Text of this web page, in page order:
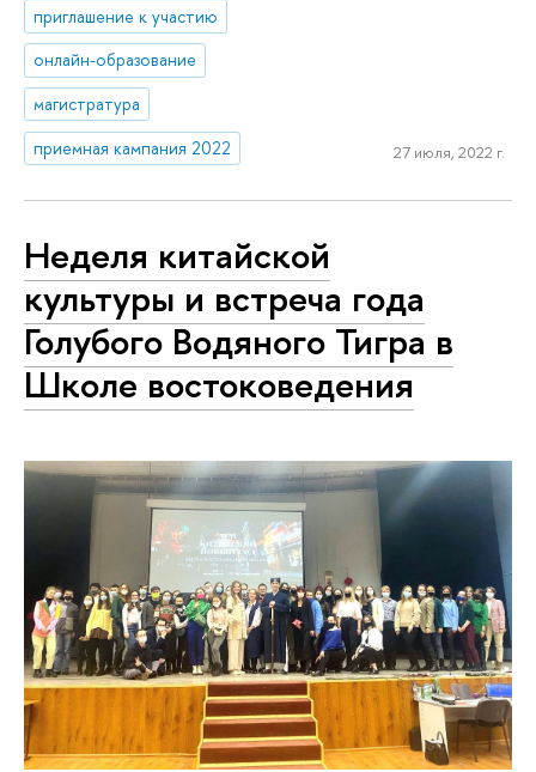
приглашение к участию
онлайн-образование
магистратура
приемная кампания 2022
27 июля, 2022 г.
Неделя китайской
культуры и встреча года
Голубого Водяного Тигра в
Школе востоковедения